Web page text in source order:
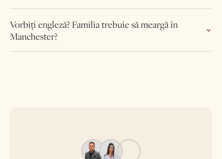
Vorbiți engleză? Familia trebuie să meargă în
Manchester?